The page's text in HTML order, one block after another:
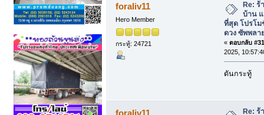
foraliv11
Hero Member
กระทู้: 24721
Re: ร้
บ้าน
ที่สุด โปรโ
ดวง ซัพพลา
« ตอบกลับ
2025,
ดันกระทู้
foraliv11
Re: ร้